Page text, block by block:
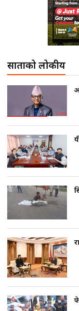
साताको लोकप्रीय